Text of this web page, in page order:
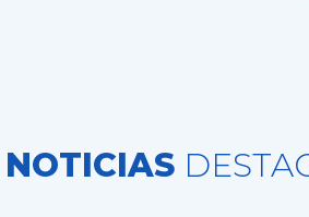
NOTICIAS